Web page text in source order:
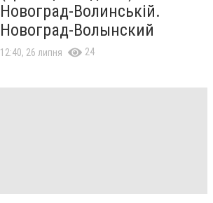
Новоград-Волинській.
Новоград-Волынский
12:40, 26 липня 24